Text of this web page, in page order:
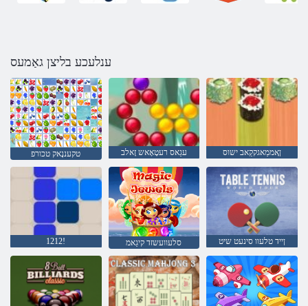
ענלעכע בליצן גאַמעס
טקעננָאק טכורפ עגַאס רעטָאָאש זָאלב ןָאממַאגקקַאב ישוס
1212! סלעוועשזד קיגַאמ ןייד טלעוו סינעט שיט